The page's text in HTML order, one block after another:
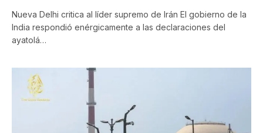
Nueva Delhi critica al líder supremo de Irán El gobierno de la
India respondió enérgicamente a las declaraciones del
ayatolá…